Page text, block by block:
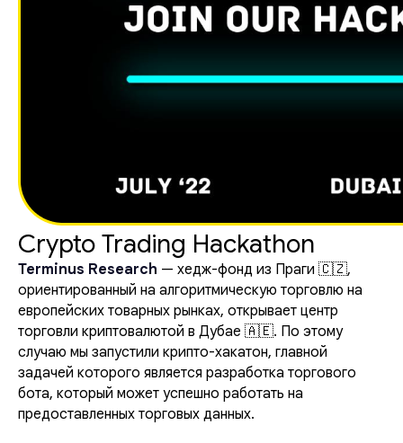
Crypto Trading Hackathon
Terminus Research — хедж-фонд из Праги 🇨🇿,
ориентированный на алгоритмическую торговлю на
европейских товарных рынках, открывает центр
торговли криптовалютой в Дубае 🇦🇪. По этому
случаю мы запустили крипто-хакатон, главной
задачей которого является разработка торгового
бота, который может успешно работать на
предоставленных торговых данных.